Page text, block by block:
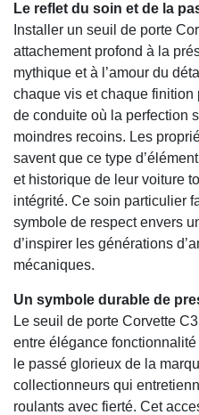
Le reflet du soin et de la
Installer un seuil de porte
attachement profond à la
mythique et à l’amour du
chaque vis et chaque
de conduite où la perfection
moindres recoins. Les
savent que ce type
et historique de leur voiture
intégrité. Ce soin particulier
symbole de respect envers
d’inspirer les générations
mécaniques.
Un symbole durable de
Le seuil de porte Corvette
entre élégance
le passé glorieux de la
collectionneurs qui
roulants avec fierté. Cet